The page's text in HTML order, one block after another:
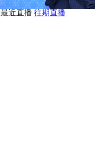
最近直播 往期直播